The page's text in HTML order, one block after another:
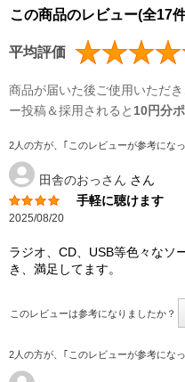
この商品のレビュー(全17
平均評価
商品が届いた後ご使用いただき
ー投稿＆採用されると 10円分
2人の方が、｢このレビューが参考にな
田舎のおっさん さん
手軽に聴けます
2025/08/20
ラジオ、CD、USB等色々なソ
き、満足してます。
このレビューは参考になりましたか？
2人の方が、｢このレビューが参考にな